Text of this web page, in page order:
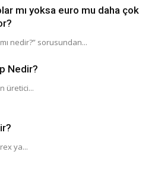
mı yoksa euro mu daha çok
nedir?” sorusundan...
Nedir?
üretici...
ya...